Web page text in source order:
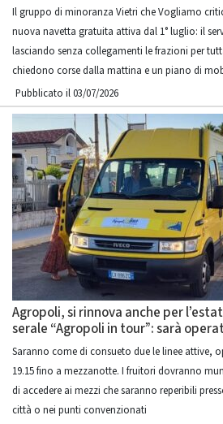
Il gruppo di minoranza Vietri che Vogliamo
nuova navetta gratuita attiva dal 1° luglio: il
lasciando senza collegamenti le frazioni per
chiedono corse dalla mattina e un piano di
Pubblicato il 03/07/2026
Agropoli, si rinnova anche per
serale “Agropoli in tour”: sarà
Saranno come di consueto due le linee attive,
19.15 fino a mezzanotte. I fruitori dovranno
di accedere ai mezzi che saranno reperibili
città o nei punti convenzionati